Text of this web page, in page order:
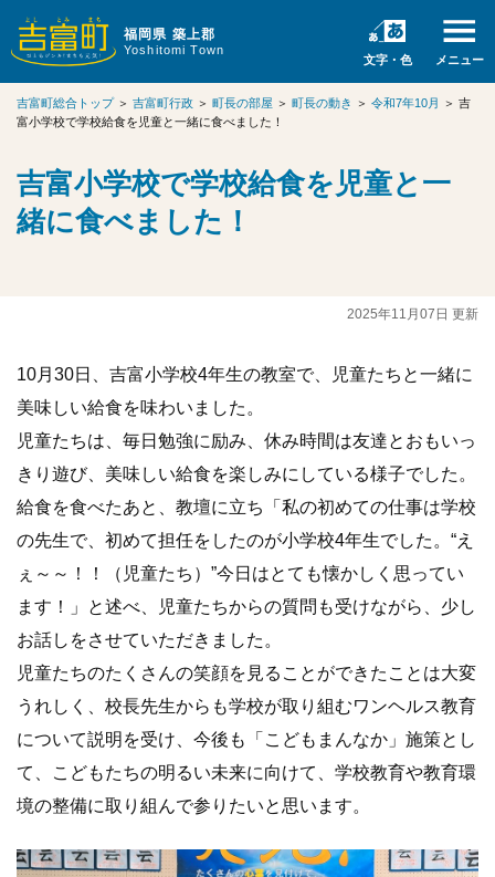
福岡県 築上郡
Yoshitomi Town
文字・色 メニュー
吉富町総合トップ＞ 吉富町行政 ＞ 町長の部屋 ＞ 町長の動き ＞ 令和7年10月 ＞ 吉
富小学校で学校給食を児童と一緒に食べました！
吉富小学校で学校給食を児童と一
緒に食べました！
2025年11月07日 更新
10月30日、吉富小学校4年生の教室で、児童たちと一緒に
美味しい給食を味わいました。
児童たちは、毎日勉強に励み、休み時間は友達とおもいっ
きり遊び、美味しい給食を楽しみにしている様子でした。
給食を食べたあと、教壇に立ち「私の初めての仕事は学校
の先生で、初めて担任をしたのが小学校4年生でした。“え
ぇ～～！！（児童たち）”今日はとても懐かしく思ってい
ます！」と述べ、児童たちからの質問も受けながら、少し
お話しをさせていただきました。
児童たちのたくさんの笑顔を見ることができたことは大変
うれしく、校長先生からも学校が取り組むワンヘルス教育
について説明を受け、今後も「こどもまんなか」施策とし
て、こどもたちの明るい未来に向けて、学校教育や教育環
境の整備に取り組んで参りたいと思います。